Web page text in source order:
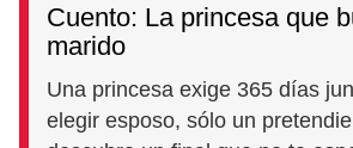
Cuento: La princesa que
marido
Una princesa exige 365 días
elegir esposo, sólo un